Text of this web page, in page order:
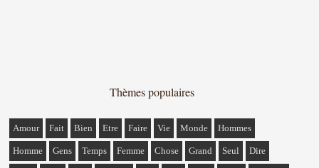
Thèmes populaires
Amour Fait Bien Etre Faire Vie Monde Hommes
Homme Gens Temps Femme Chose Grand Seul Dire